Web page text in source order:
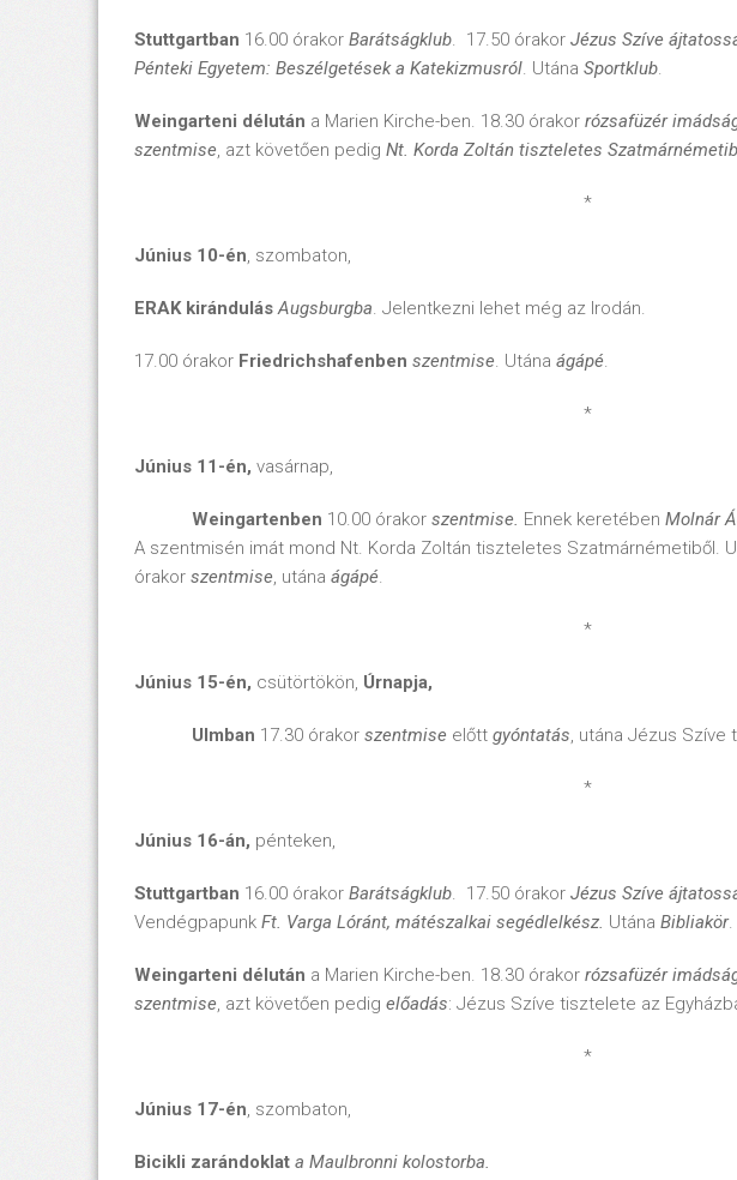
Stuttgartban 16.00 órakor Barátságklub. 17.50 órakor Jézus Szíve
Pénteki Egyetem: Beszélgetések a Katekizmusról. Utána Sportklub.
Weingarteni délután a Marien Kirche-ben. 18.30 órakor rózsafüzér
szentmise, azt követően pedig Nt. Korda Zoltán tiszteletes
*
Június 10-én, szombaton,
ERAK kirándulásAugsburgba. Jelentkezni lehet még az Irodán.
17.00 órakor Friedrichshafenben szentmise. Utána ágápé.
*
Június 11-én, vasárnap,
Weingartenben 10.00 órakor szentmise. Ennek keretében Molnár
A szentmisén imát mond Nt. Korda Zoltán tiszteletes Szatmárnémetiből.
órakor szentmise, utána ágápé.
*
Június 15-én, csütörtökön, Úrnapja,
Ulmban 17.30 órakor szentmise előtt gyóntatás, utána Jézus Szíve
*
Június 16-án, pénteken,
Stuttgartban 16.00 órakor Barátságklub. 17.50 órakor Jézus Szíve
Vendégpapunk Ft. Varga Lóránt, mátészalkai segédlelkész. Utána Bibliakör.
Weingarteni délután a Marien Kirche-ben. 18.30 órakor rózsafüzér
szentmise, azt követően pedig előadás: Jézus Szíve tisztelete az
*
Június 17-én, szombaton,
Bicikli zarándoklat a Maulbronni kolostorba.